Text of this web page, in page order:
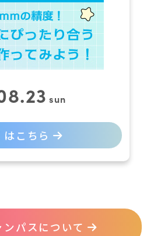
sun
はこちら
パスについて